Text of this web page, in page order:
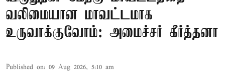
வலிமையான மாவட்டமாக
உருவாக்குவோம்: அமைச்சர் கீர்த்தனா
Published on: 09 Aug 2026, 5:10 am